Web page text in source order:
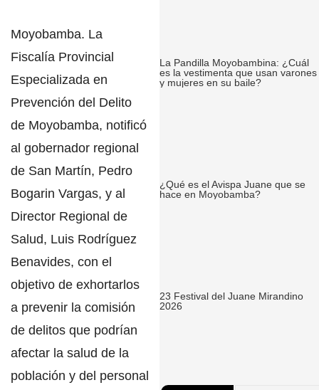
Moyobamba. La
Fiscalía Provincial
Especializada en
Prevención del Delito
de Moyobamba, notificó
al gobernador regional
de San Martín, Pedro
Bogarin Vargas, y al
Director Regional de
Salud, Luis Rodríguez
Benavides, con el
objetivo de exhortarlos
a prevenir la comisión
de delitos que podrían
afectar la salud de la
población y del personal
La Pandilla Moyobambina: ¿Cuál
es la vestimenta que usan varones
y mujeres en su baile?
¿Qué es el Avispa Juane que se
hace en Moyobamba?
23 Festival del Juane Mirandino
2026